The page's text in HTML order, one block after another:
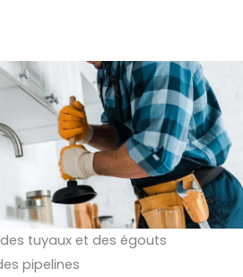
tuyaux et des égouts
pipelines